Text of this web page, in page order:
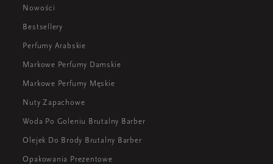
Nowości
Bestsellery
Perfumy Arabskie
Markowe Perfumy Damskie
Markowe Perfumy Męskie
Nuty Zapachowe
Woda Po Goleniu Brutalny Barber
Olejek Do Brody Brutalny Barber
Opakowania Prezentowe